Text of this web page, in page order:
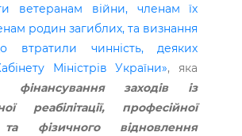
ветеранам війни, членам їх
родин загиблих, та визнання
втратили чинність, деяких
Міністрів України», яка
фінансування заходів із
реабілітації, професійної
та фізичного відновлення